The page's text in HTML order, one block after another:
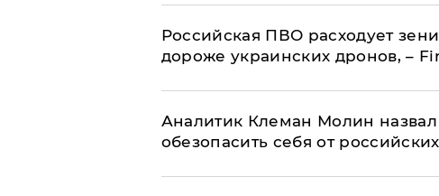
Российская ПВО расходует
дороже украинских дронов, –
Аналитик Клеман Молин
обезопасить себя от